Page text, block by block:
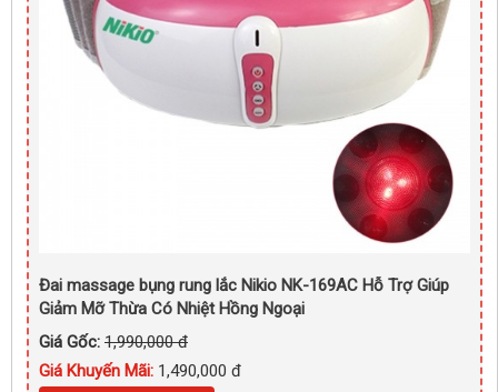
Đai massage bụng rung lắc Nikio NK-169AC Hỗ Trợ Giúp
Giảm Mỡ Thừa Có Nhiệt Hồng Ngoại
Giá Gốc: 1,990,000 đ
Giá Khuyến Mãi: 1,490,000 đ